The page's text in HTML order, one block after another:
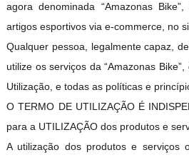
agora denominada “Amazonas
artigos esportivos via e-commerce, no
Qualquer pessoa, legalmente capaz,
utilize os serviços da “Amazonas
Utilização, e todas as políticas e
O TERMO DE UTILIZAÇÃO É
para a UTILIZAÇÃO dos produtos e
A utilização dos produtos e serviços